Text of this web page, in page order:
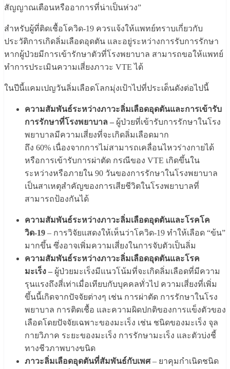
สัญญาณเตือนหรืออาการที่น่าเป็นห่วง”
สำหรับผู้ที่ติดเชื้อโควิด-19 ควรแจ้งให้แพทย์ทราบเกี่ยวกับ
ประวัติการเกิดลิ่มเลือดอุดตัน และอยู่ระหว่างการรับการรักษา
หากผู้ป่วยมีการเข้ารักษาตัวที่โรงพยาบาล สามารถขอให้แพทย์
ทำการประเมินความเสี่ยงภาวะ VTE ได้
ในปีนี้แคมเปญวันลิ่มเลือดโลกมุ่งเป้าไปที่ประเด็นดังต่อไปนี้
ความสัมพันธ์ระหว่างภาวะลิ่มเลือดอุดตันและการเข้ารับ
การรักษาที่โรงพยาบาล – ผู้ป่วยที่เข้ารับการรักษาในโรง
พยาบาลมีความเสี่ยงที่จะเกิดลิ่มเลือดมาก
ถึง 60% เนื่องจากการไม่สามารถเคลื่อนไหวร่างกายได้
หรือการเข้ารับการผ่าตัด กรณีของ VTE เกิดขึ้นใน
ระหว่างหรือภายใน 90 วันของการรักษาในโรงพยาบาล
เป็นสาเหตุสำคัญของการเสียชีวิตในโรงพยาบาลที่
สามารถป้องกันได้
ความสัมพันธ์ระหว่างภาวะลิ่มเลือดอุดตันและโรคโค
วิด-19 – การวิจัยแสดงให้เห็นว่าโควิด-19 ทำให้เลือด “ข้น”
มากขึ้น ซึ่งอาจเพิ่มความเสี่ยงในการจับตัวเป็นลิ่ม
ความสัมพันธ์ระหว่างภาวะลิ่มเลือดอุดตันและโรค
มะเร็ง – ผู้ป่วยมะเร็งมีแนวโน้มที่จะเกิดลิ่มเลือดที่มีความ
รุนแรงถึงสี่เท่าเมื่อเทียบกับบุคคลทั่วไป ความเสี่ยงที่เพิ่ม
ขึ้นนี้เกิดจากปัจจัยต่างๆ เช่น การผ่าตัด การรักษาในโรง
พยาบาล การติดเชื้อ และความผิดปกติของการแข็งตัวของ
เลือดโดยปัจจัยเฉพาะของมะเร็ง เช่น ชนิดของมะเร็ง จุล
กายวิภาค ระยะของมะเร็ง การรักษามะเร็ง และตัวบ่งชี้
ทางชีวภาพบางขนิด
ภาวะลิ่มเลือดอุดตันที่สัมพันธ์กับเพศ– ยาคุมกำเนิดชนิด